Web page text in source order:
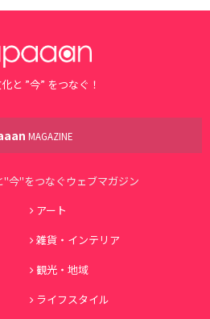
と ”今” をつなぐ！
MAGAZINE
"今"をつなぐウェブマガジン
アート
雑貨・インテリア
観光・地域
ライフスタイル